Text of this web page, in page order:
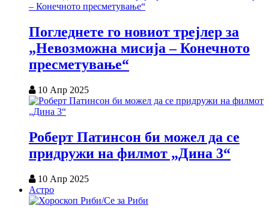
Погледнете го новиот трејлер за
„Невозможна мисија – Конечното
пресметување“
10 Апр 2025
Роберт Патинсон би можел да се
придружи на филмот „Дина 3“
10 Апр 2025
Астро